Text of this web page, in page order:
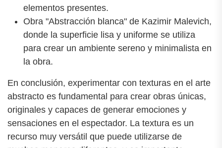
elementos presentes.
Obra "Abstracción blanca" de Kazimir Malevich,
donde la superficie lisa y uniforme se utiliza
para crear un ambiente sereno y minimalista en
la obra.
En conclusión, experimentar con texturas en el arte
abstracto es fundamental para crear obras únicas,
originales y capaces de generar emociones y
sensaciones en el espectador. La textura es un
recurso muy versátil que puede utilizarse de